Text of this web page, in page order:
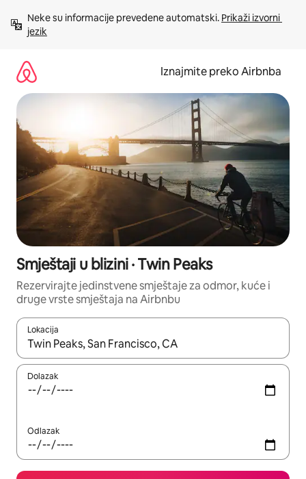
sadržaj
Neke su informacije prevedene automatski. Prikaži izvorni
jezik
Iznajmite preko Airbnba
Smještaji u blizini · Twin Peaks
Rezervirajte jedinstvene smještaje za odmor, kuće i
druge vrste smještaja na Airbnbu
Lokacija
Kada budu dostupni rezultati, moći ćete ih pregledati
Dolazak
Odlazak